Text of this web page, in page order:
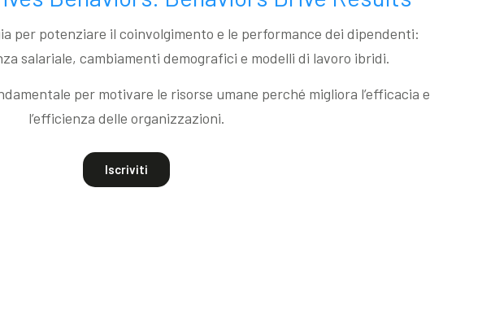
per potenziare il coinvolgimento e le performance dei dipendenti:
salariale, cambiamenti demografici e modelli di lavoro ibridi.
per motivare le risorse umane perché migliora l’efficacia e
l’efficienza delle organizzazioni.
Iscriviti